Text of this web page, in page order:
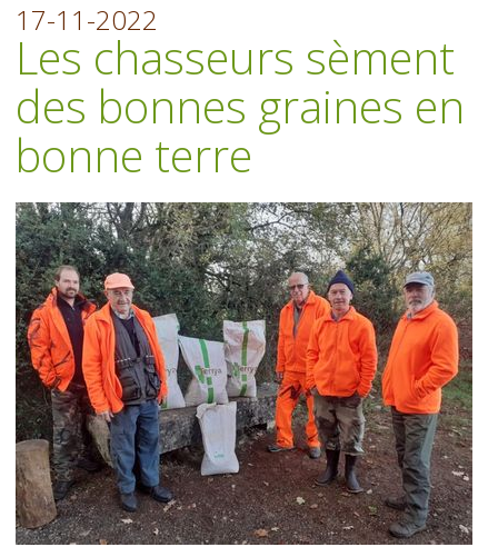
17-11-2022
Les chasseurs sèment
des bonnes graines en
bonne terre